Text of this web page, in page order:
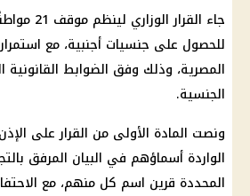
جاء القرار
للحصول على جنسيات أجنبية، مع
المصرية، وذلك وفق الضوابط
الجنسية.
ونصت المادة الأولى من القرار على
الواردة أسماؤهم في البيان المرفق
المحددة قرين اسم كل منهم، مع